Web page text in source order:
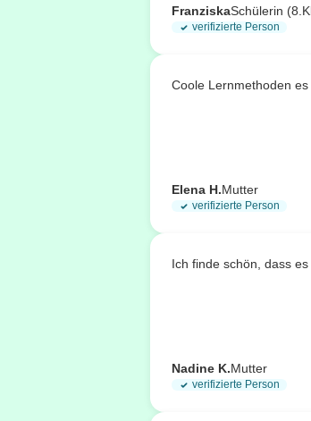
FranziskaSchülerin
verifizierte Person
Coole Lernmethoden
Elena H.Mutter
verifizierte Person
Ich finde schön, dass
Nadine K.Mutter
verifizierte Person